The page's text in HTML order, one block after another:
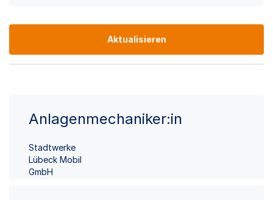
Aktualisieren
Anlagenmechaniker:in
Stadtwerke
Lübeck Mobil
GmbH